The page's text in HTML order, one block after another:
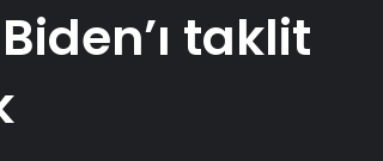
taklit